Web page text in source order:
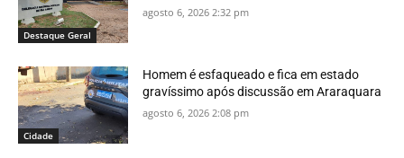
Destaque Geral
agosto 6, 2026 2:32 pm
Cidade
Homem é esfaqueado e fica em estado
gravíssimo após discussão em Araraquara
agosto 6, 2026 2:08 pm